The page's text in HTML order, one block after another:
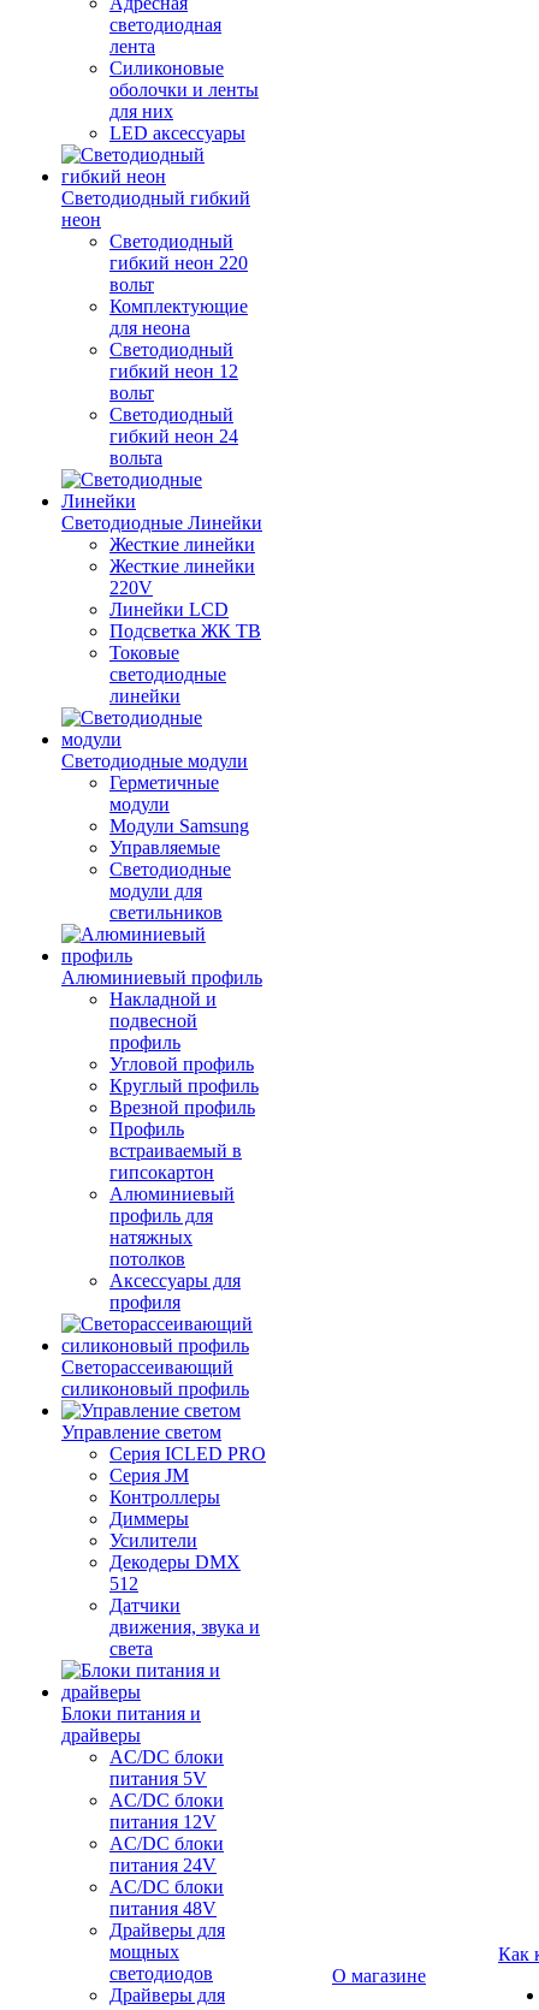
светодиодная
лента
Силиконовые
оболочки и ленты
для них
LED аксессуары
Светодиодный гибкий
неон
Светодиодный
гибкий неон 220
вольт
Комплектующие
для неона
Светодиодный
гибкий неон 12
вольт
Светодиодный
гибкий неон 24
вольта
Светодиодные Линейки
Жесткие линейки
Жесткие линейки
220V
Линейки LCD
Подсветка ЖК ТВ
Токовые
светодиодные
линейки
Светодиодные модули
Герметичные
модули
Модули Samsung
Управляемые
Светодиодные
модули для
светильников
Алюминиевый профиль
Накладной и
подвесной
профиль
Угловой профиль
Круглый профиль
Врезной профиль
Профиль
встраиваемый в
гипсокартон
Алюминиевый
профиль для
натяжных
потолков
Аксессуары для
профиля
Светорассеивающий
силиконовый профиль
Управление светом
Серия ICLED PRO
Серия JM
Контроллеры
Диммеры
Усилители
Декодеры DMX
512
Датчики
движения, звука и
света
Блоки питания и
драйверы
AC/DC блоки
питания 5V
AC/DC блоки
питания 12V
AC/DC блоки
питания 24V
AC/DC блоки
питания 48V
Драйверы для
мощных
светодиодов
Драйверы для
О магазине
Как